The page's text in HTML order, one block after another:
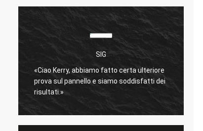
SIG
«Ciao Kerry, abbiamo fatto certa ulteriore
prova sul pannello e siamo soddisfatti dei
risultati.»